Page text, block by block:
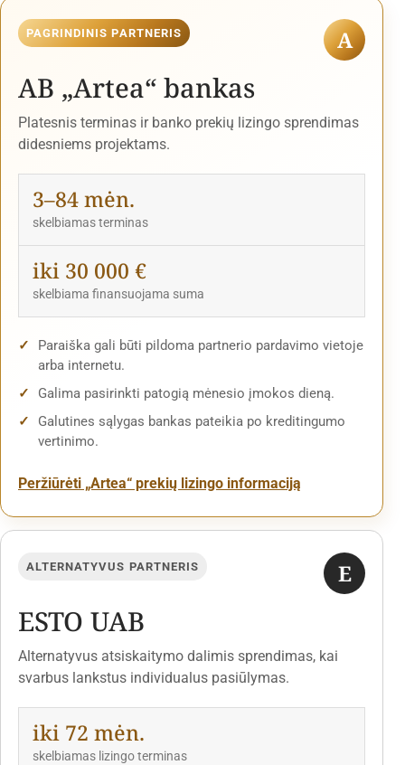
PAGRINDINIS PARTNERIS A
AB „Artea“ bankas
Platesnis terminas ir banko prekių lizingo sprendimas
didesniems projektams.
3–84 mėn.
skelbiamas terminas
iki 30 000 €
skelbiama finansuojama suma
Paraiška gali būti pildoma partnerio pardavimo vietoje
arba internetu.
Galima pasirinkti patogią mėnesio įmokos dieną.
Galutines sąlygas bankas pateikia po kreditingumo
vertinimo.
Peržiūrėti „Artea“ prekių lizingo informaciją
ALTERNATYVUS PARTNERIS E
ESTO UAB
Alternatyvus atsiskaitymo dalimis sprendimas, kai
svarbus lankstus individualus pasiūlymas.
iki 72 mėn.
skelbiamas lizingo terminas